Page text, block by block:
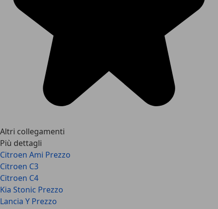
Altri collegamenti
Più dettagli
Citroen Ami Prezzo
Citroen C3
Citroen C4
Kia Stonic Prezzo
Lancia Y Prezzo